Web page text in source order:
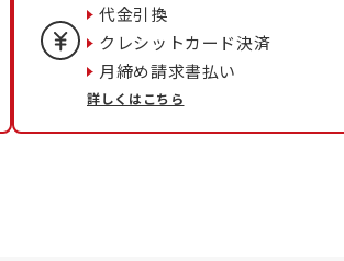
代金引換
クレシットカード決済
月締め請求書払い
詳しくはこちら